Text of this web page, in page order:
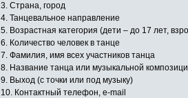
3. Страна, город
4. Танцевальное направление
5. Возрастная категория (дети – до 17 лет,
6. Количество человек в танце
7. Фамилия, имя всех участников танца
8. Название танца или музыкальной
9. Выход (с точки или под музыку)
10. Контактный телефон, e-mail